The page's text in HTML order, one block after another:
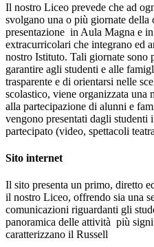
Il nostro Liceo prevede che ad
svolgano una o più giornate della
presentazione in Aula Magna e
extracurricolari che integrano ed
nostro Istituto. Tali giornate sono
garantire agli studenti e alle
trasparente e di orientarsi nelle
scolastico, viene organizzata una
alla partecipazione di alunni e
vengono presentati dagli
partecipato (video, spettacoli
Sito internet
Il sito presenta un primo, diretto
il nostro Liceo, offrendo sia una
comunicazioni riguardanti gli
panoramica delle attività più
caratterizzano il Russell